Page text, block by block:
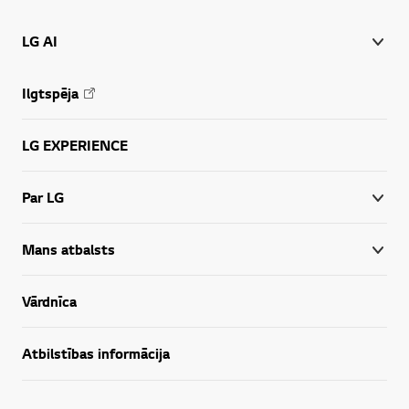
LG AI
Ilgtspēja
LG EXPERIENCE
Par LG
Mans atbalsts
Vārdnīca
Atbilstības informācija